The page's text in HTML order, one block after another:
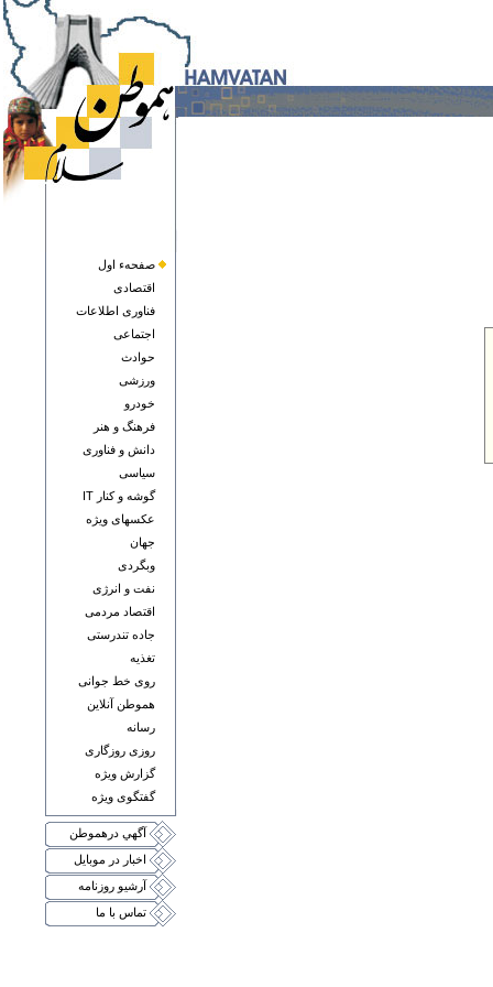
صفحهء اول
اقتصادی
فناوری اطلاعات
اجتماعی
حوادث
ورزشی
خودرو
فرهنگ و هنر
دانش و فناوری
سياسی
گوشه و کنار IT
عکسهای ويژه
جهان
وبگردی
نفت و انرژی
اقتصاد مردمی
جاده تندرستی
تغذيه
روی خط جوانی
هموطن آنلاين
رسانه
روزی روزگاری
گزارش ويژه
گفتگوی ويژه
آگهي درهموطن
اخبار در موبايل
آرشيو روزنامه
تماس با ما